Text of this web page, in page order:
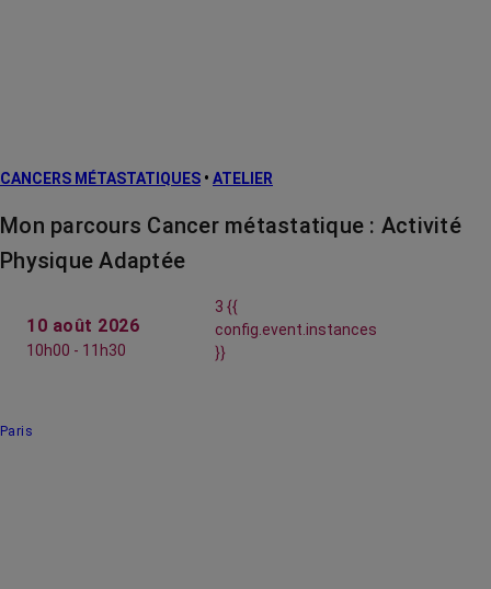
CANCERS MÉTASTATIQUES • ATELIER
Mon parcours Cancer métastatique : Activité
Physique Adaptée
10 août 2026
10h00 - 11h30
3 {{
config.event.instances
}}
Paris